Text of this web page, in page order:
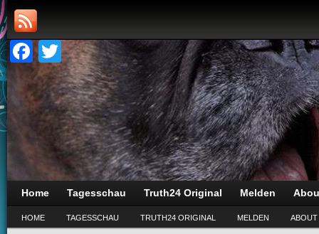
Facebook
Twitter
Home Tagesschau Truth24 Original Melden
HOME TAGESSCHAU TRUTH24 ORIGINAL MELDEN ABOUT